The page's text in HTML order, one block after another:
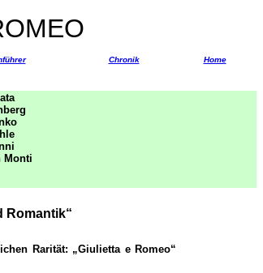
Chronik Home
Monti
Romantik“
Rarität: „Giulietta e Romeo“